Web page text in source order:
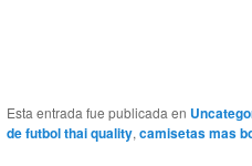
Esta entrada fue publicada en
de futbol thai quality,camisetas mas